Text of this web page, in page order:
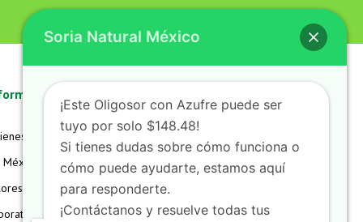
Somos
Mi Cuenta
Mis Pedidos
Mi Carrito
Devoluciones
FAQS
Contacto
Soria Natural México
¡Este Oligosor con Azufre puede ser
tuyo por solo $148.48!
Si tienes dudas sobre cómo funciona o
cómo puede ayudarte, estamos aquí
para responderte.
¡Contáctanos y resuelve todas tus